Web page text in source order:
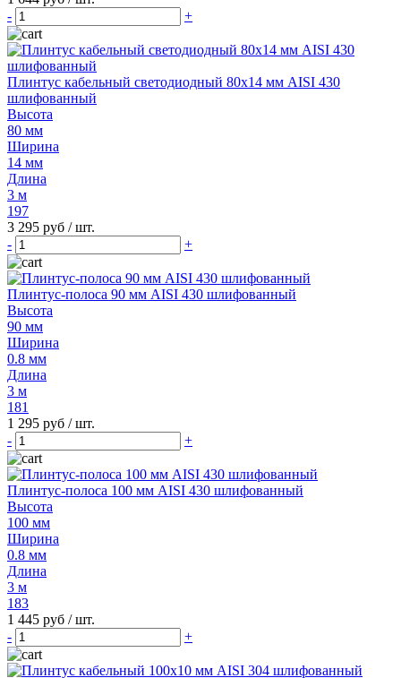
-
+
Плинтус кабельный светодиодный 80x14 мм AISI 430
шлифованный
Высота
80 мм
Ширина
14 мм
Длина
3 м
197
3 295 руб / шт.
-
+
Плинтус-полоса 90 мм AISI 430 шлифованный
Высота
90 мм
Ширина
0.8 мм
Длина
3 м
181
1 295 руб / шт.
-
+
Плинтус-полоса 100 мм AISI 430 шлифованный
Высота
100 мм
Ширина
0.8 мм
Длина
3 м
183
1 445 руб / шт.
-
+